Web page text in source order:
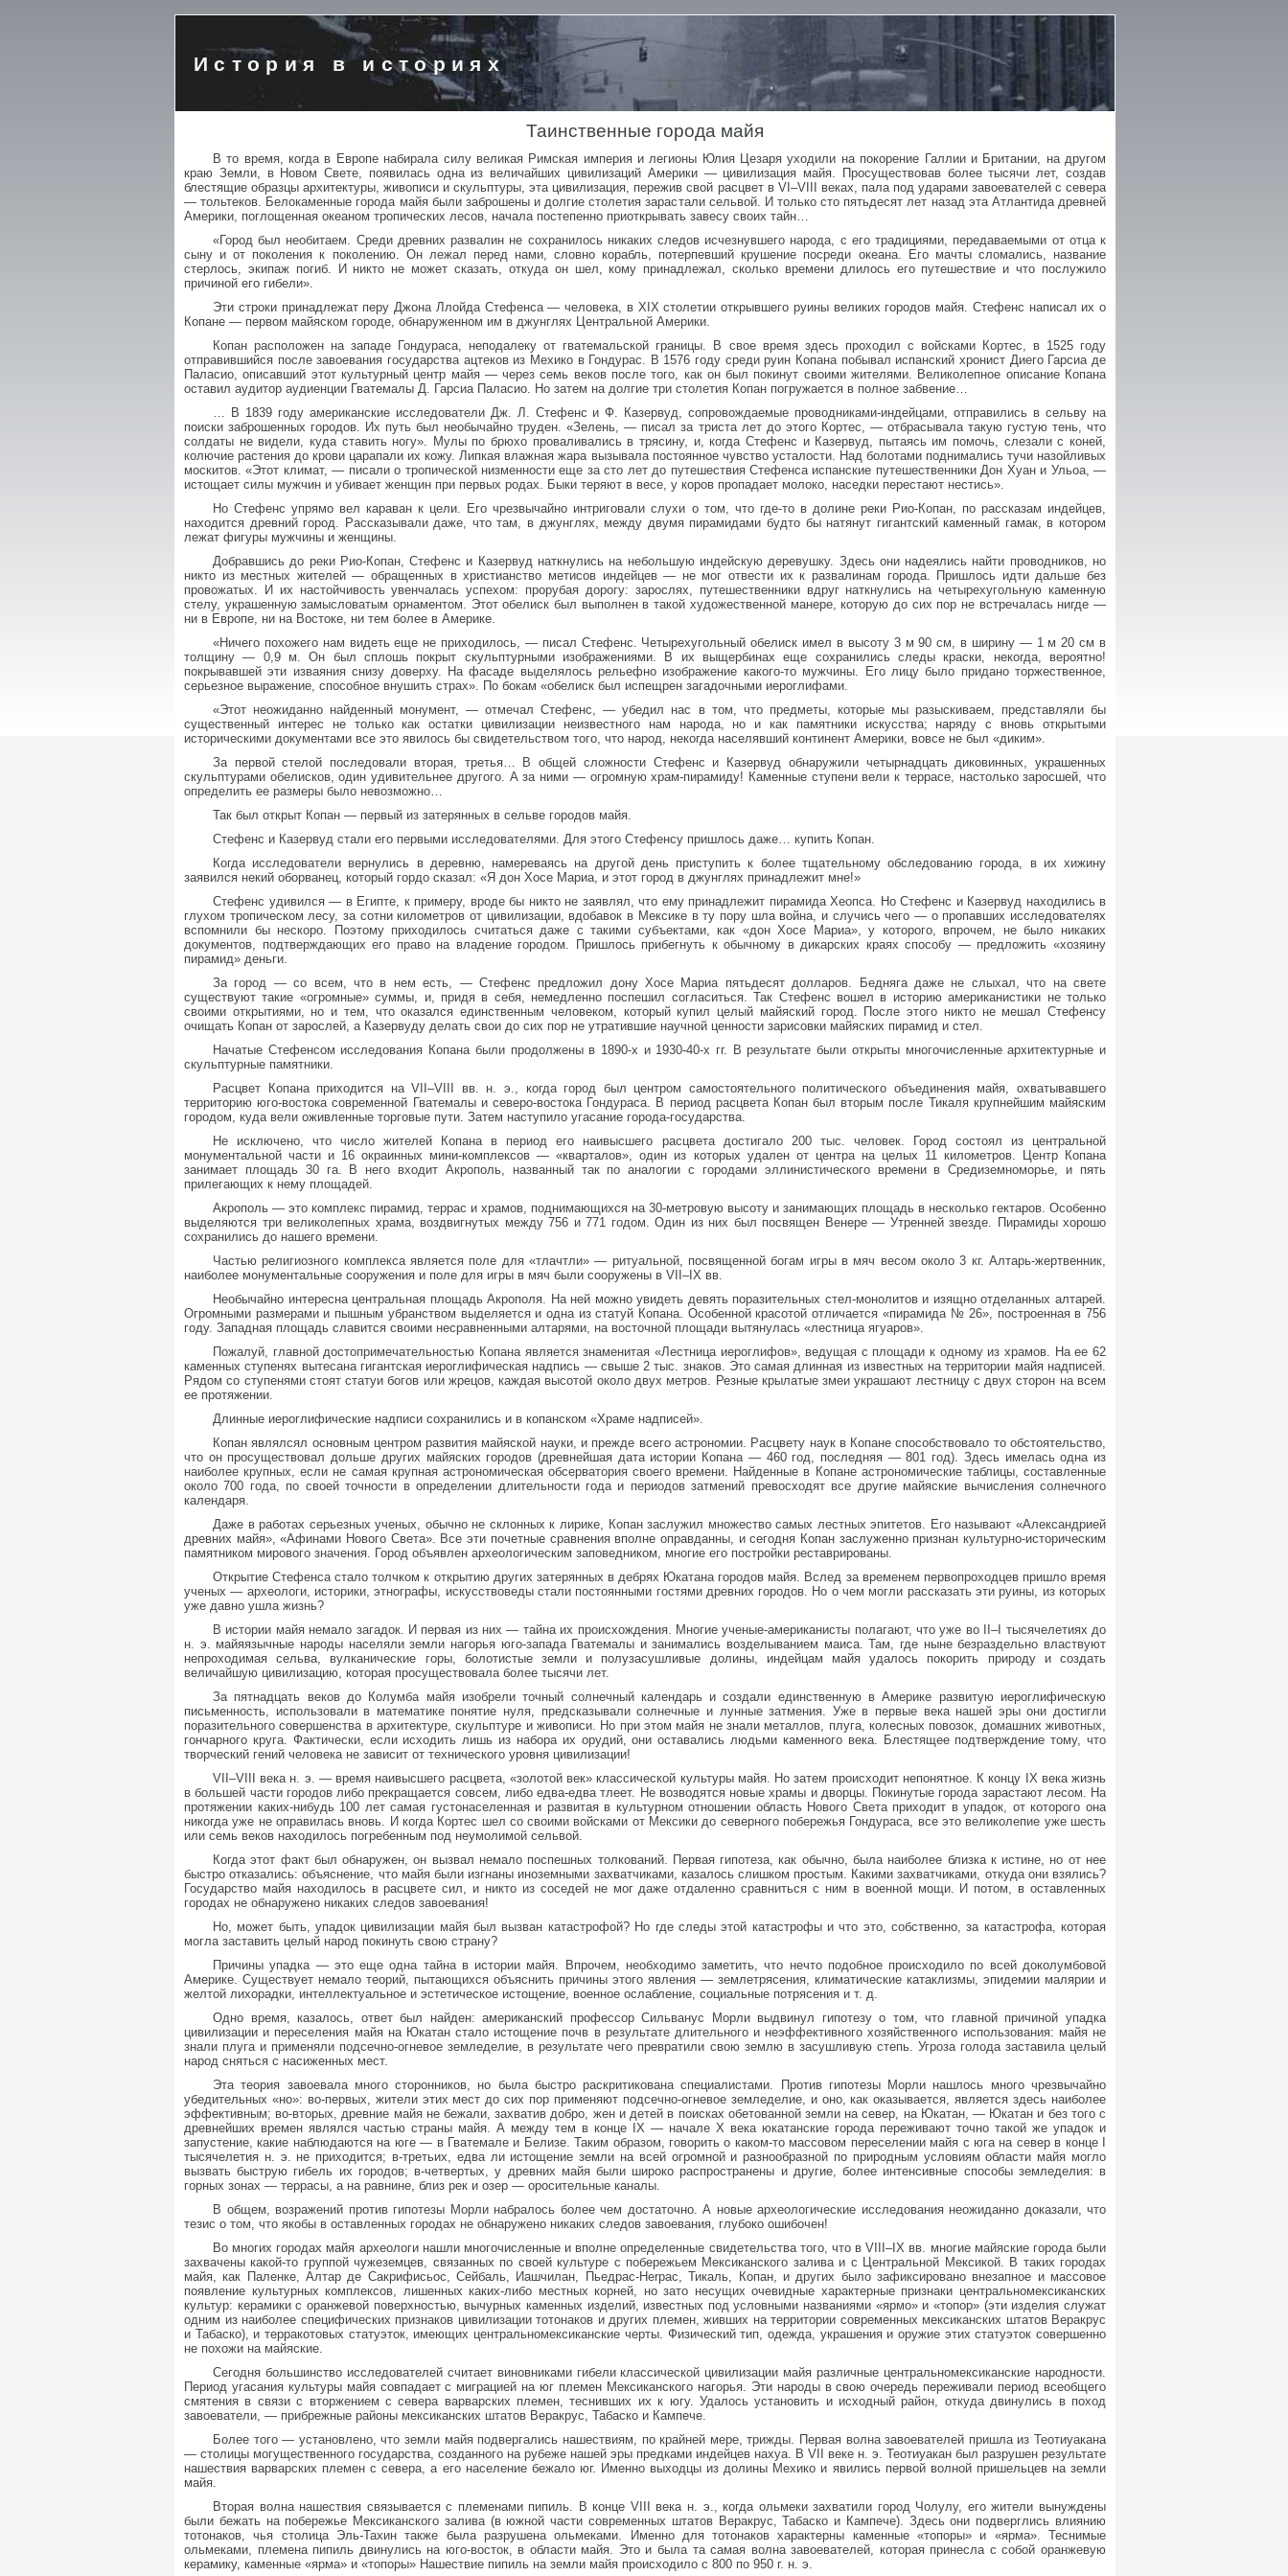
История в историях
Таинственные города майя
В то время, когда в Европе набирала силу великая Римская империя и легионы Юлия Цезаря уходили на покорение Галлии и Британии, на другом
краю Земли, в Новом Свете, появилась одна из величайших цивилизаций Америки — цивилизация майя. Просуществовав более тысячи лет, создав
блестящие образцы архитектуры, живописи и скульптуры, эта цивилизация, пережив свой расцвет в VI–VIII веках, пала под ударами завоевателей с севера
— тольтеков. Белокаменные города майя были заброшены и долгие столетия зарастали сельвой. И только сто пятьдесят лет назад эта Атлантида древней
Америки, поглощенная океаном тропических лесов, начала постепенно приоткрывать завесу своих тайн…
«Город был необитаем. Среди древних развалин не сохранилось никаких следов исчезнувшего народа, с его традициями, передаваемыми от отца к
сыну и от поколения к поколению. Он лежал перед нами, словно корабль, потерпевший крушение посреди океана. Его мачты сломались, название
стерлось, экипаж погиб. И никто не может сказать, откуда он шел, кому принадлежал, сколько времени длилось его путешествие и что послужило
причиной его гибели».
Эти строки принадлежат перу Джона Ллойда Стефенса — человека, в XIX столетии открывшего руины великих городов майя. Стефенс написал их о
Копане — первом майяском городе, обнаруженном им в джунглях Центральной Америки.
Копан расположен на западе Гондураса, неподалеку от гватемальской границы. В свое время здесь проходил с войсками Кортес, в 1525 году
отправившийся после завоевания государства ацтеков из Мехико в Гондурас. В 1576 году среди руин Копана побывал испанский хронист Диего Гарсиа де
Паласио, описавший этот культурный центр майя — через семь веков после того, как он был покинут своими жителями. Великолепное описание Копана
оставил аудитор аудиенции Гватемалы Д. Гарсиа Паласио. Но затем на долгие три столетия Копан погружается в полное забвение…
… В 1839 году американские исследователи Дж. Л. Стефенс и Ф. Казервуд, сопровождаемые проводниками-индейцами, отправились в сельву на
поиски заброшенных городов. Их путь был необычайно труден. «Зелень, — писал за триста лет до этого Кортес, — отбрасывала такую густую тень, что
солдаты не видели, куда ставить ногу». Мулы по брюхо проваливались в трясину, и, когда Стефенс и Казервуд, пытаясь им помочь, слезали с коней,
колючие растения до крови царапали их кожу. Липкая влажная жара вызывала постоянное чувство усталости. Над болотами поднимались тучи назойливых
москитов. «Этот климат, — писали о тропической низменности еще за сто лет до путешествия Стефенса испанские путешественники Дон Хуан и Ульоа, —
истощает силы мужчин и убивает женщин при первых родах. Быки теряют в весе, у коров пропадает молоко, наседки перестают нестись».
Но Стефенс упрямо вел караван к цели. Его чрезвычайно интриговали слухи о том, что где-то в долине реки Рио-Копан, по рассказам индейцев,
находится древний город. Рассказывали даже, что там, в джунглях, между двумя пирамидами будто бы натянут гигантский каменный гамак, в котором
лежат фигуры мужчины и женщины.
Добравшись до реки Рио-Копан, Стефенс и Казервуд наткнулись на небольшую индейскую деревушку. Здесь они надеялись найти проводников, но
никто из местных жителей — обращенных в христианство метисов индейцев — не мог отвести их к развалинам города. Пришлось идти дальше без
провожатых. И их настойчивость увенчалась успехом: прорубая дорогу: зарослях, путешественники вдруг наткнулись на четырехугольную каменную
стелу, украшенную замысловатым орнаментом. Этот обелиск был выполнен в такой художественной манере, которую до сих пор не встречалась нигде —
ни в Европе, ни на Востоке, ни тем более в Америке.
«Ничего похожего нам видеть еще не приходилось, — писал Стефенс. Четырехугольный обелиск имел в высоту 3 м 90 см, в ширину — 1 м 20 см в
толщину — 0,9 м. Он был сплошь покрыт скульптурными изображениями. В их выщербинах еще сохранились следы краски, некогда, вероятно!
покрывавшей эти изваяния снизу доверху. На фасаде выделялось рельефно изображение какого-то мужчины. Его лицу было придано торжественное,
серьезное выражение, способное внушить страх». По бокам «обелиск был испещрен загадочными иероглифами.
«Этот неожиданно найденный монумент, — отмечал Стефенс, — убедил нас в том, что предметы, которые мы разыскиваем, представляли бы
существенный интерес не только как остатки цивилизации неизвестного нам народа, но и как памятники искусства; наряду с вновь открытыми
историческими документами все это явилось бы свидетельством того, что народ, некогда населявший континент Америки, вовсе не был «диким».
За первой стелой последовали вторая, третья… В общей сложности Стефенс и Казервуд обнаружили четырнадцать диковинных, украшенных
скульптурами обелисков, один удивительнее другого. А за ними — огромную храм-пирамиду! Каменные ступени вели к террасе, настолько заросшей, что
определить ее размеры было невозможно…
Так был открыт Копан — первый из затерянных в сельве городов майя.
Стефенс и Казервуд стали его первыми исследователями. Для этого Стефенсу пришлось даже… купить Копан.
Когда исследователи вернулись в деревню, намереваясь на другой день приступить к более тщательному обследованию города, в их хижину
заявился некий оборванец, который гордо сказал: «Я дон Хосе Мариа, и этот город в джунглях принадлежит мне!»
Стефенс удивился — в Египте, к примеру, вроде бы никто не заявлял, что ему принадлежит пирамида Хеопса. Но Стефенс и Казервуд находились в
глухом тропическом лесу, за сотни километров от цивилизации, вдобавок в Мексике в ту пору шла война, и случись чего — о пропавших исследователях
вспомнили бы нескоро. Поэтому приходилось считаться даже с такими субъектами, как «дон Хосе Мариа», у которого, впрочем, не было никаких
документов, подтверждающих его право на владение городом. Пришлось прибегнуть к обычному в дикарских краях способу — предложить «хозяину
пирамид» деньги.
За город — со всем, что в нем есть, — Стефенс предложил дону Хосе Мариа пятьдесят долларов. Бедняга даже не слыхал, что на свете
существуют такие «огромные» суммы, и, придя в себя, немедленно поспешил согласиться. Так Стефенс вошел в историю американистики не только
своими открытиями, но и тем, что оказался единственным человеком, который купил целый майяский город. После этого никто не мешал Стефенсу
очищать Копан от зарослей, а Казервуду делать свои до сих пор не утратившие научной ценности зарисовки майяских пирамид и стел.
Начатые Стефенсом исследования Копана были продолжены в 1890-х и 1930-40-х гг. В результате были открыты многочисленные архитектурные и
скульптурные памятники.
Расцвет Копана приходится на VII–VIII вв. н. э., когда город был центром самостоятельного политического объединения майя, охватывавшего
территорию юго-востока современной Гватемалы и северо-востока Гондураса. В период расцвета Копан был вторым после Тикаля крупнейшим майяским
городом, куда вели оживленные торговые пути. Затем наступило угасание города-государства.
Не исключено, что число жителей Копана в период его наивысшего расцвета достигало 200 тыс. человек. Город состоял из центральной
монументальной части и 16 окраинных мини-комплексов — «кварталов», один из которых удален от центра на целых 11 километров. Центр Копана
занимает площадь 30 га. В него входит Акрополь, названный так по аналогии с городами эллинистического времени в Средиземноморье, и пять
прилегающих к нему площадей.
Акрополь — это комплекс пирамид, террас и храмов, поднимающихся на 30-метровую высоту и занимающих площадь в несколько гектаров. Особенно
выделяются три великолепных храма, воздвигнутых между 756 и 771 годом. Один из них был посвящен Венере — Утренней звезде. Пирамиды хорошо
сохранились до нашего времени.
Частью религиозного комплекса является поле для «тлачтли» — ритуальной, посвященной богам игры в мяч весом около 3 кг. Алтарь-жертвенник,
наиболее монументальные сооружения и поле для игры в мяч были сооружены в VII–IX вв.
Необычайно интересна центральная площадь Акрополя. На ней можно увидеть девять поразительных стел-монолитов и изящно отделанных алтарей.
Огромными размерами и пышным убранством выделяется и одна из статуй Копана. Особенной красотой отличается «пирамида № 26», построенная в 756
году. Западная площадь славится своими несравненными алтарями, на восточной площади вытянулась «лестница ягуаров».
Пожалуй, главной достопримечательностью Копана является знаменитая «Лестница иероглифов», ведущая с площади к одному из храмов. На ее 62
каменных ступенях вытесана гигантская иероглифическая надпись — свыше 2 тыс. знаков. Это самая длинная из известных на территории майя надписей.
Рядом со ступенями стоят статуи богов или жрецов, каждая высотой около двух метров. Резные крылатые змеи украшают лестницу с двух сторон на всем
ее протяжении.
Длинные иероглифические надписи сохранились и в копанском «Храме надписей».
Копан являлсял основным центром развития майяской науки, и прежде всего астрономии. Расцвету наук в Копане способствовало то обстоятельство,
что он просуществовал дольше других майяских городов (древнейшая дата истории Копана — 460 год, последняя — 801 год). Здесь имелась одна из
наиболее крупных, если не самая крупная астрономическая обсерватория своего времени. Найденные в Копане астрономические таблицы, составленные
около 700 года, по своей точности в определении длительности года и периодов затмений превосходят все другие майяские вычисления солнечного
календаря.
Даже в работах серьезных ученых, обычно не склонных к лирике, Копан заслужил множество самых лестных эпитетов. Его называют «Александрией
древних майя», «Афинами Нового Света». Все эти почетные сравнения вполне оправданны, и сегодня Копан заслуженно признан культурно-историческим
памятником мирового значения. Город объявлен археологическим заповедником, многие его постройки реставрированы.
Открытие Стефенса стало толчком к открытию других затерянных в дебрях Юкатана городов майя. Вслед за временем первопроходцев пришло время
ученых — археологи, историки, этнографы, искусствоведы стали постоянными гостями древних городов. Но о чем могли рассказать эти руины, из которых
уже давно ушла жизнь?
В истории майя немало загадок. И первая из них — тайна их происхождения. Многие ученые-американисты полагают, что уже во II–I тысячелетиях до
н. э. майяязычные народы населяли земли нагорья юго-запада Гватемалы и занимались возделыванием маиса. Там, где ныне безраздельно властвуют
непроходимая сельва, вулканические горы, болотистые земли и полузасушливые долины, индейцам майя удалось покорить природу и создать
величайшую цивилизацию, которая просуществовала более тысячи лет.
За пятнадцать веков до Колумба майя изобрели точный солнечный календарь и создали единственную в Америке развитую иероглифическую
письменность, использовали в математике понятие нуля, предсказывали солнечные и лунные затмения. Уже в первые века нашей эры они достигли
поразительного совершенства в архитектуре, скульптуре и живописи. Но при этом майя не знали металлов, плуга, колесных повозок, домашних животных,
гончарного круга. Фактически, если исходить лишь из набора их орудий, они оставались людьми каменного века. Блестящее подтверждение тому, что
творческий гений человека не зависит от технического уровня цивилизации!
VII–VIII века н. э. — время наивысшего расцвета, «золотой век» классической культуры майя. Но затем происходит непонятное. К концу IX века жизнь
в большей части городов либо прекращается совсем, либо едва-едва тлеет. Не возводятся новые храмы и дворцы. Покинутые города зарастают лесом. На
протяжении каких-нибудь 100 лет самая густонаселенная и развитая в культурном отношении область Нового Света приходит в упадок, от которого она
никогда уже не оправилась вновь. И когда Кортес шел со своими войсками от Мексики до северного побережья Гондураса, все это великолепие уже шесть
или семь веков находилось погребенным под неумолимой сельвой.
Когда этот факт был обнаружен, он вызвал немало поспешных толкований. Первая гипотеза, как обычно, была наиболее близка к истине, но от нее
быстро отказались: объяснение, что майя были изгнаны иноземными захватчиками, казалось слишком простым. Какими захватчиками, откуда они взялись?
Государство майя находилось в расцвете сил, и никто из соседей не мог даже отдаленно сравниться с ним в военной мощи. И потом, в оставленных
городах не обнаружено никаких следов завоевания!
Но, может быть, упадок цивилизации майя был вызван катастрофой? Но где следы этой катастрофы и что это, собственно, за катастрофа, которая
могла заставить целый народ покинуть свою страну?
Причины упадка — это еще одна тайна в истории майя. Впрочем, необходимо заметить, что нечто подобное происходило по всей доколумбовой
Америке. Существует немало теорий, пытающихся объяснить причины этого явления — землетрясения, климатические катаклизмы, эпидемии малярии и
желтой лихорадки, интеллектуальное и эстетическое истощение, военное ослабление, социальные потрясения и т. д.
Одно время, казалось, ответ был найден: американский профессор Сильванус Морли выдвинул гипотезу о том, что главной причиной упадка
цивилизации и переселения майя на Юкатан стало истощение почв в результате длительного и неэффективного хозяйственного использования: майя не
знали плуга и применяли подсечно-огневое земледелие, в результате чего превратили свою землю в засушливую степь. Угроза голода заставила целый
народ сняться с насиженных мест.
Эта теория завоевала много сторонников, но была быстро раскритикована специалистами. Против гипотезы Морли нашлось много чрезвычайно
убедительных «но»: во-первых, жители этих мест до сих пор применяют подсечно-огневое земледелие, и оно, как оказывается, является здесь наиболее
эффективным; во-вторых, древние майя не бежали, захватив добро, жен и детей в поисках обетованной земли на север, на Юкатан, — Юкатан и без того с
древнейших времен являлся частью страны майя. А между тем в конце IX — начале X века юкатанские города переживают точно такой же упадок и
запустение, какие наблюдаются на юге — в Гватемале и Белизе. Таким образом, говорить о каком-то массовом переселении майя с юга на север в конце I
тысячелетия н. э. не приходится; в-третьих, едва ли истощение земли на всей огромной и разнообразной по природным условиям области майя могло
вызвать быструю гибель их городов; в-четвертых, у древних майя были широко распространены и другие, более интенсивные способы земледелия: в
горных зонах — террасы, а на равнине, близ рек и озер — оросительные каналы.
В общем, возражений против гипотезы Морли набралось более чем достаточно. А новые археологические исследования неожиданно доказали, что
тезис о том, что якобы в оставленных городах не обнаружено никаких следов завоевания, глубоко ошибочен!
Во многих городах майя археологи нашли многочисленные и вполне определенные свидетельства того, что в VIII–IX вв. многие майяские города были
захвачены какой-то группой чужеземцев, связанных по своей культуре с побережьем Мексиканского залива и с Центральной Мексикой. В таких городах
майя, как Паленке, Алтар де Сакрифисьос, Сейбаль, Иашчилан, Пьедрас-Herpac, Тикаль, Копан, и других было зафиксировано внезапное и массовое
появление культурных комплексов, лишенных каких-либо местных корней, но зато несущих очевидные характерные признаки центральномексиканских
культур: керамики с оранжевой поверхностью, вычурных каменных изделий, известных под условными названиями «ярмо» и «топор» (эти изделия служат
одним из наиболее специфических признаков цивилизации тотонаков и других племен, живших на территории современных мексиканских штатов Веракрус
и Табаско), и терракотовых статуэток, имеющих центральномексиканские черты. Физический тип, одежда, украшения и оружие этих статуэток совершенно
не похожи на майяские.
Сегодня большинство исследователей считает виновниками гибели классической цивилизации майя различные центральномексиканские народности.
Период угасания культуры майя совпадает с миграцией на юг племен Мексиканского нагорья. Эти народы в свою очередь переживали период всеобщего
смятения в связи с вторжением с севера варварских племен, теснивших их к югу. Удалось установить и исходный район, откуда двинулись в поход
завоеватели, — прибрежные районы мексиканских штатов Веракрус, Табаско и Кампече.
Более того — установлено, что земли майя подвергались нашествиям, по крайней мере, трижды. Первая волна завоевателей пришла из Теотиуакана
— столицы могущественного государства, созданного на рубеже нашей эры предками индейцев нахуа. В VII веке н. э. Теотиуакан был разрушен результате
нашествия варварских племен с севера, а его население бежало юг. Именно выходцы из долины Мехико и явились первой волной пришельцев на земли
майя.
Вторая волна нашествия связывается с племенами пипиль. В конце VIII века н. э., когда ольмеки захватили город Чолулу, его жители вынуждены
были бежать на побережье Мексиканского залива (в южной части современных штатов Веракрус, Табаско и Кампече). Здесь они подверглись влиянию
тотонаков, чья столица Эль-Тахин также была разрушена ольмеками. Именно для тотонаков характерны каменные «топоры» и «ярма». Теснимые
ольмеками, племена пипиль двинулись на юго-восток, в области майя. Это и была та самая волна завоевателей, которая принесла с собой оранжевую
керамику, каменные «ярма» и «топоры» Нашествие пипиль на земли майя происходило с 800 по 950 г. н. э.